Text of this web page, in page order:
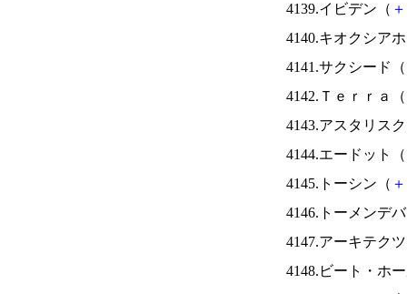
4139.イビデン（ ＋
4140.キオクシア
4141.サクシード（
4142.Ｔｅｒｒａ（
4143.アスタリス
4144.エードット（
4145.トーシン（ ＋
4146.トーメンデ
4147.アーキテク
4148.ビート・ホ